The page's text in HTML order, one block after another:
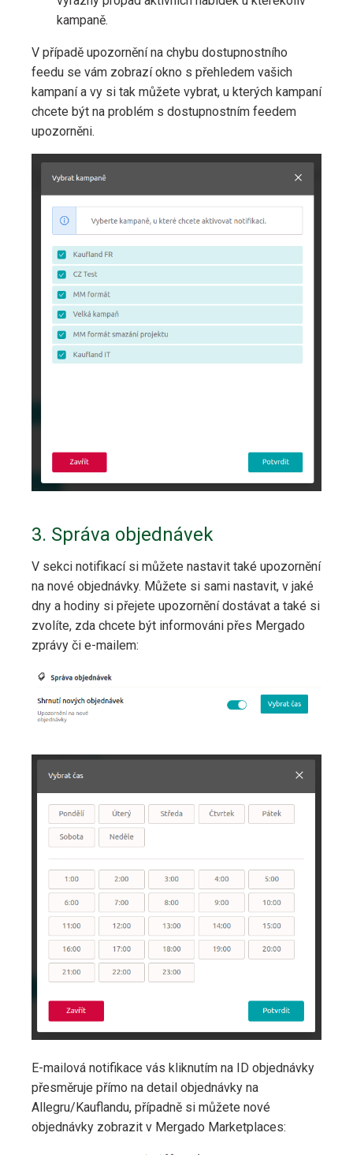
kampaně.
V případě upozornění na chybu dostupnostního
feedu se vám zobrazí okno s přehledem vašich
kampaní a vy si tak můžete vybrat, u kterých kampaní
chcete být na problém s dostupnostním feedem
upozorněni.
3. Správa objednávek
V sekci notifikací si můžete nastavit také upozornění
na nové objednávky. Můžete si sami nastavit, v jaké
dny a hodiny si přejete upozornění dostávat a také si
zvolíte, zda chcete být informováni přes Mergado
zprávy či e-mailem:
E-mailová notifikace vás kliknutím na ID objednávky
přesměruje přímo na detail objednávky na
Allegru/Kauflandu, případně si můžete nové
objednávky zobrazit v Mergado Marketplaces: